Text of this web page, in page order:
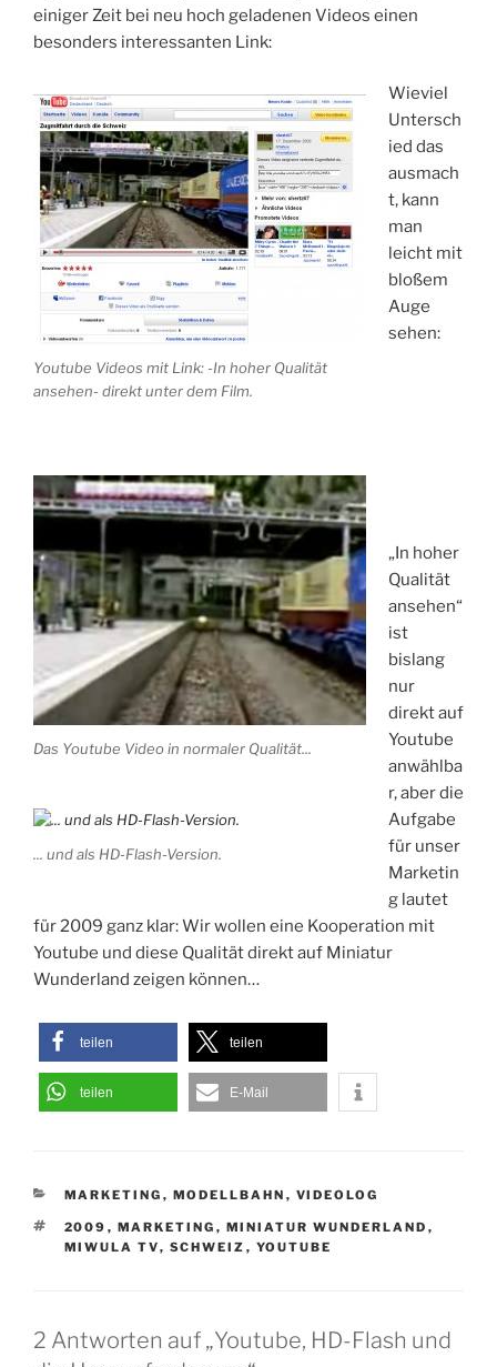
einiger Zeit bei neu hoch geladenen Videos einen
besonders interessanten Link:
Youtube Videos mit Link: -In hoher Qualität
ansehen- direkt unter dem Film.
Wieviel
Untersch
ied das
ausmach
t, kann
man
leicht mit
bloßem
Auge
sehen:
Das Youtube Video in normaler Qualität...
... und als HD-Flash-Version.
„In hoher
Qualität
ansehen“
ist
bislang
nur
direkt auf
Youtube
anwählba
r, aber die
Aufgabe
für unser
Marketin
g lautet
für 2009 ganz klar: Wir wollen eine Kooperation mit
Youtube und diese Qualität direkt auf Miniatur
Wunderland zeigen können…
teilen teilen
teilen E-Mail
KATEGORIEN
MARKETING , MODELLBAHN , VIDEOLOG
SCHLAGWÖRTER
2009 , MARKETING , MINIATUR WUNDERLAND ,
MIWULA TV, SCHWEIZ , YOUTUBE
2 Antworten auf „Youtube, HD-Flash und